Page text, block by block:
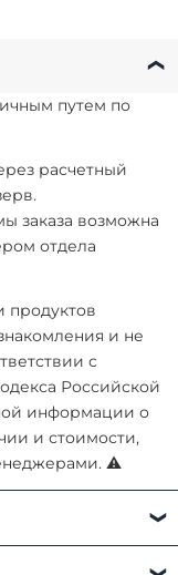
путем по
расчетный
заказа возможна
отдела
продуктов
и не
с
Российской
информации о
и стоимости,
⚠